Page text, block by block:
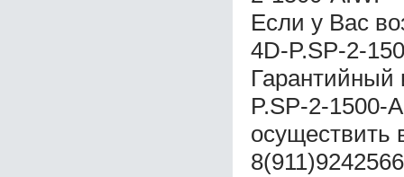
Если у Вас
4D-P.SP-2-
Гарантийный
P.SP-2-1500-
осуществить